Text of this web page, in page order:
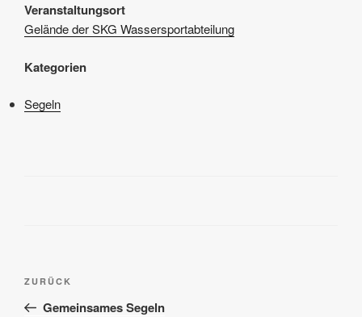
Veranstaltungsort
Gelände der SKG Wassersportabteilung
Kategorien
Segeln
Beitragsnavigation
Vorheriger
Beitrag
ZURÜCK
Gemeinsames Segeln